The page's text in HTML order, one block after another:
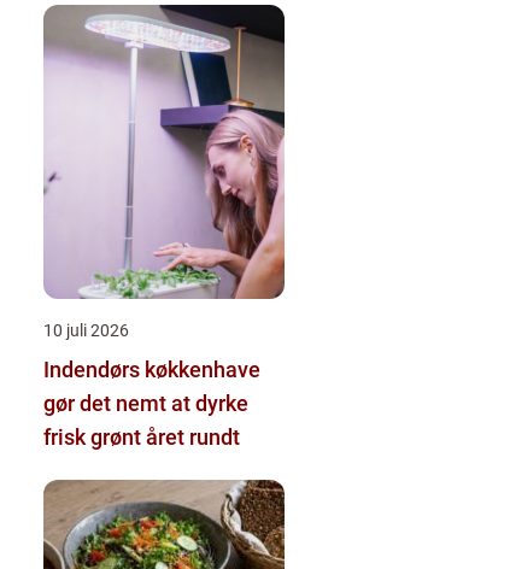
10 juli 2026
Indendørs køkkenhave
gør det nemt at dyrke
frisk grønt året rundt